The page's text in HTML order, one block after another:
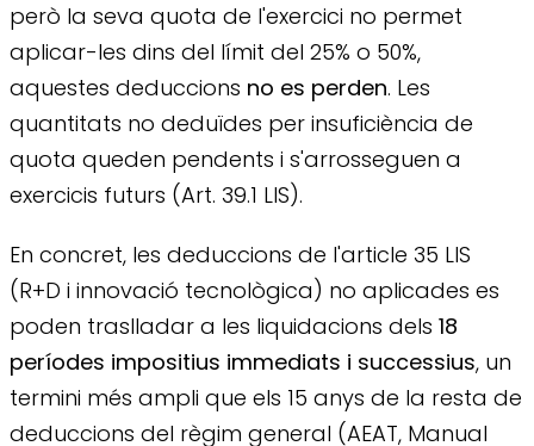
però la seva quota de l'exercici no permet
aplicar-les dins del límit del 25% o 50%,
aquestes deduccions no es perden. Les
quantitats no deduïdes per insuficiència de
quota queden pendents i s'arrosseguen a
exercicis futurs (Art. 39.1 LIS).
En concret, les deduccions de l'article 35 LIS
(R+D i innovació tecnològica) no aplicades es
poden traslladar a les liquidacions dels 18
períodes impositius immediats i successius, un
termini més ampli que els 15 anys de la resta de
deduccions del règim general (AEAT, Manual